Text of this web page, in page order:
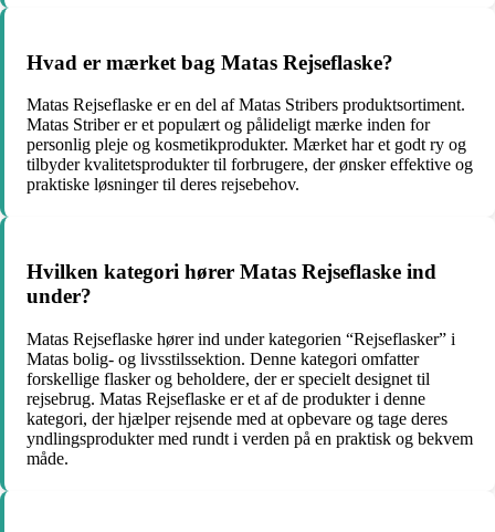
Hvad er mærket bag Matas Rejseflaske?
Matas Rejseflaske er en del af Matas Stribers produktsortiment.
Matas Striber er et populært og pålideligt mærke inden for
personlig pleje og kosmetikprodukter. Mærket har et godt ry og
tilbyder kvalitetsprodukter til forbrugere, der ønsker effektive og
praktiske løsninger til deres rejsebehov.
Hvilken kategori hører Matas Rejseflaske ind
under?
Matas Rejseflaske hører ind under kategorien “Rejseflasker” i
Matas bolig- og livsstilssektion. Denne kategori omfatter
forskellige flasker og beholdere, der er specielt designet til
rejsebrug. Matas Rejseflaske er et af de produkter i denne
kategori, der hjælper rejsende med at opbevare og tage deres
yndlingsprodukter med rundt i verden på en praktisk og bekvem
måde.